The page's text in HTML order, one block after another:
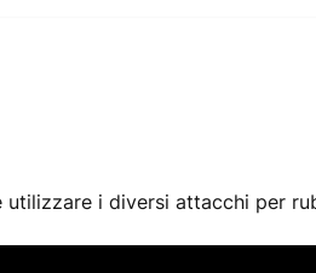
utilizzare i diversi attacchi per